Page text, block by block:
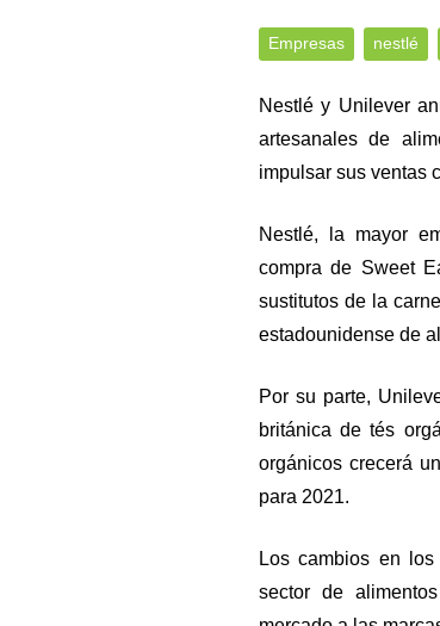
Empresas nestlé
Nestlé y Unilever
artesanales de
impulsar sus ventas
Nestlé, la mayor
compra de Sweet
sustitutos de la
estadounidense de
Por su parte,
británica de tés
orgánicos crecerá
para 2021.
Los cambios en
sector de